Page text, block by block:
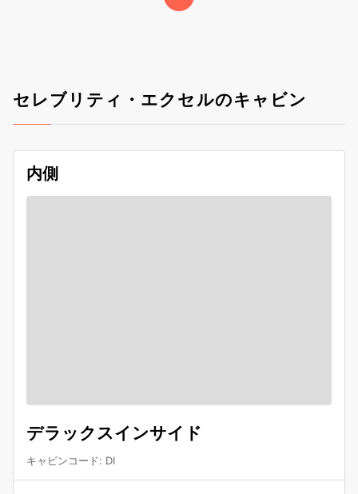
セレブリティ・エクセルのキャビン
内側
デラックスインサイド
キャビンコード: DI